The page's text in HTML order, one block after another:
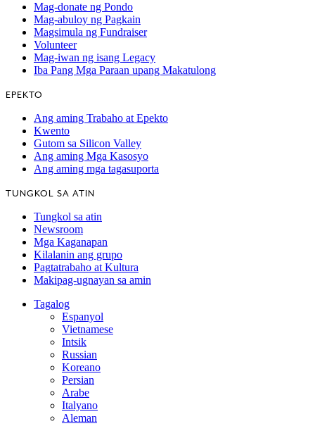
Mag-donate ng Pondo
Mag-abuloy ng Pagkain
Magsimula ng Fundraiser
Volunteer
Mag-iwan ng isang Legacy
Iba Pang Mga Paraan upang Makatulong
EPEKTO
Ang aming Trabaho at Epekto
Kwento
Gutom sa Silicon Valley
Ang aming Mga Kasosyo
Ang aming mga tagasuporta
TUNGKOL SA ATIN
Tungkol sa atin
Newsroom
Mga Kaganapan
Kilalanin ang grupo
Pagtatrabaho at Kultura
Makipag-ugnayan sa amin
Tagalog
Espanyol
Vietnamese
Intsik
Russian
Koreano
Persian
Arabe
Italyano
Aleman